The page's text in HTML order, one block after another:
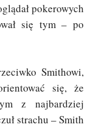
pokerowych
się tym – po
Smithowi,
się, że
z najbardziej
strachu – Smith